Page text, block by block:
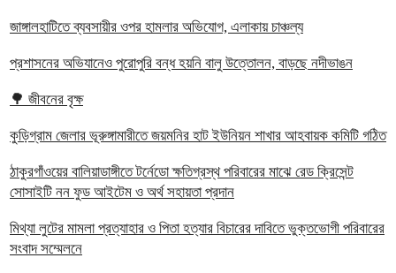
জাঙ্গালহাটিতে ব্যবসায়ীর ওপর হামলার অভিযোগ, এলাকায় চাঞ্চল্য
প্রশাসনের অভিযানেও পুরোপুরি বন্ধ হয়নি বালু উত্তোলন, বাড়ছে নদীভাঙন
🌳 জীবনের বৃক্ষ
কুড়িগ্রাম জেলার ভূরুঙ্গামারীতে জয়মনির হাট ইউনিয়ন শাখার আহবায়ক কমিটি গঠিত
ঠাকুরগাঁওয়ের বালিয়াডাঙ্গীতে টর্নেডো ক্ষতিগ্রস্থ পরিবারের মাঝে রেড ক্রিসেন্ট
সোসাইটি নন ফুড আইটেম ও অর্থ সহায়তা প্রদান
‎মিথ্যা লুটের মামলা প্রত্যাহার ও পিতা হত্যার বিচারের দাবিতে ভুক্তভোগী পরিবারের
সংবাদ সম্মেলনে